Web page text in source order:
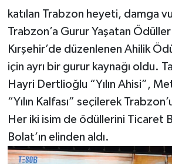
katılan Trabzon heyeti, damga
Trabzon’a Gurur Yaşatan Ödüller
Kırşehir’de düzenlenen Ahilik
için ayrı bir gurur kaynağı oldu.
Hayri Dertlioğlu “Yılın Ahisi”,
“Yılın Kalfası” seçilerek
Her iki isim de ödüllerini Ticaret
Bolat’ın elinden aldı.